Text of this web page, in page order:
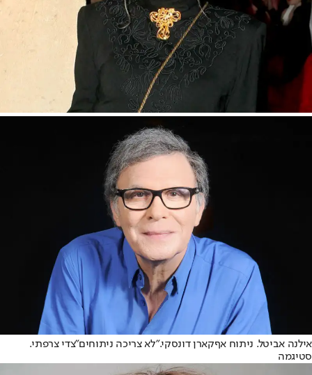
אילנה אביטל. ניתוח אףקארן דונסקי."לא צריכה ניתוחים"צדי צרפתי.
סטיגמה